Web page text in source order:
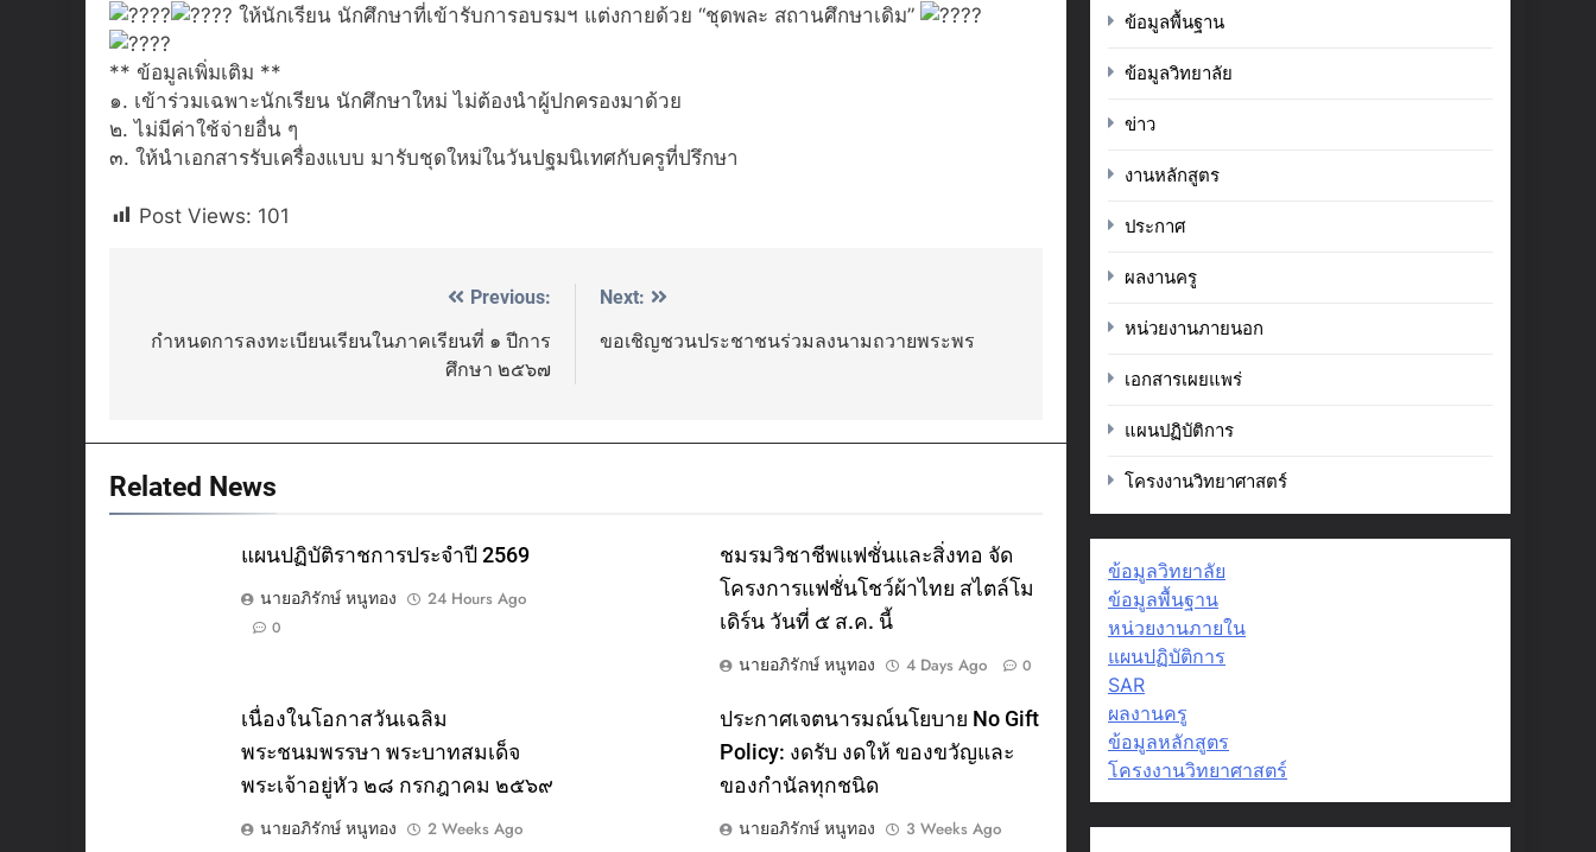
ให้นักเรียน นักศึกษาที่เข้ารับการอบรมฯ แต่งกายด้วย “ชุดพละ สถานศึกษาเดิม”
** ข้อมูลเพิ่มเติม **
๑. เข้าร่วมเฉพาะนักเรียน นักศึกษาใหม่ ไม่ต้องนำผู้ปกครองมาด้วย
๒. ไม่มีค่าใช้จ่ายอื่น ๆ
๓. ให้นำเอกสารรับเครื่องแบบ มารับชุดใหม่ในวันปฐมนิเทศกับครูที่ปรึกษา
Post Views: 101
navigation
Previous:
กำหนดการลงทะเบียนเรียนในภาคเรียนที่ ๑ ปีการ
ศึกษา ๒๕๖๗
Next:
ขอเชิญชวนประชาชนร่วมลงนามถวายพระพร
Related News
แผนปฏิบัติราชการประจำปี 2569
นายอภิรักษ์ หนูทอง
24 Hours Ago
0
ชมรมวิชาชีพแฟชั่นและสิ่งทอ จัด
โครงการแฟชั่นโชว์ผ้าไทย สไตล์โม
เดิร์น วันที่ ๕ ส.ค. นี้
นายอภิรักษ์ หนูทอง
4 Days Ago 0
เนื่องในโอกาสวันเฉลิม
พระชนมพรรษา พระบาทสมเด็จ
พระเจ้าอยู่หัว ๒๘ กรกฎาคม ๒๕๖๙
นายอภิรักษ์ หนูทอง
2 Weeks Ago
ประกาศเจตนารมณ์นโยบาย No Gift
Policy: งดรับ งดให้ ของขวัญและ
ของกำนัลทุกชนิด
นายอภิรักษ์ หนูทอง
3 Weeks Ago
ข้อมูลพื้นฐาน
ข้อมูลวิทยาลัย
ข่าว
งานหลักสูตร
ประกาศ
ผลงานครู
หน่วยงานภายนอก
เอกสารเผยแพร่
แผนปฏิบัติการ
โครงงานวิทยาศาสตร์
ข้อมูลวิทยาลัย
ข้อมูลพื้นฐาน
หน่วยงานภายใน
แผนปฏิบัติการ
SAR
ผลงานครู
ข้อมูลหลักสูตร
โครงงานวิทยาศาสตร์